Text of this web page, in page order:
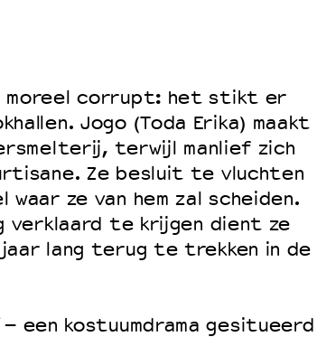
Onderwijs
moreel corrupt: het stikt er
Jogo (Toda Erika) maakt
terwijl manlief zich
Ze besluit te vluchten
ze van hem zal scheiden.
verklaard te krijgen dient ze
lang terug te trekken in de
een kostuumdrama gesitueerd